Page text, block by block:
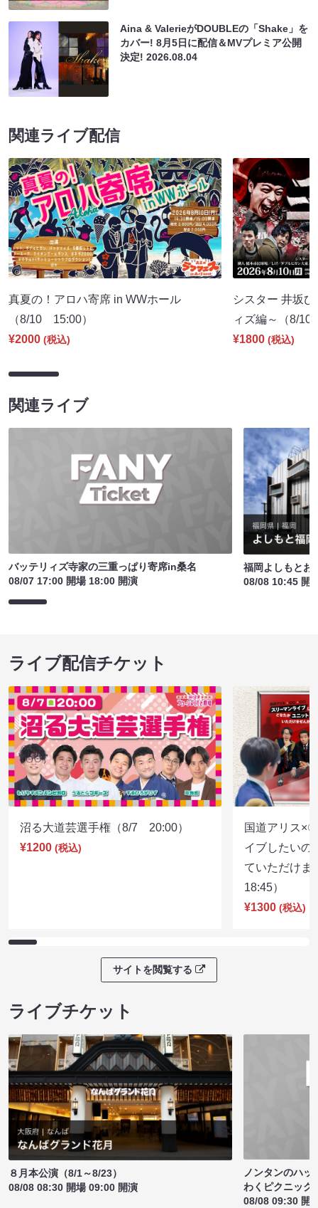
Aina & ValerieがDOUBLEの「Shake」を
カバー! 8月5日に配信＆MVプレミア公開
決定!2026.08.04
関連ライブ配信
真夏の！アロハ寄席 in WWホール
（8/10 15:00）
¥2000 (税込)
シスター 井坂
ィズ編～（8/
¥1800 (税込)
関連ライブ
バッテリィズ寺家の三重っぱり寄席in桑名
08/07 17:00 開場 18:00 開演
福岡よしもとお
08/08 10:45 開
ライブ配信チケット
沼る大道芸選手権（8/7 20:00）
¥1200 (税込)
国道アリス×
イブしたいの
ていただけ
18:45）
¥1300 (税込)
サイトを閲覧する
ライブチケット
８月本公演（8/1～8/23）
08/08 08:30 開場 09:00 開演
ノンタンのハッ
わくピクニック
08/08 09:30 開